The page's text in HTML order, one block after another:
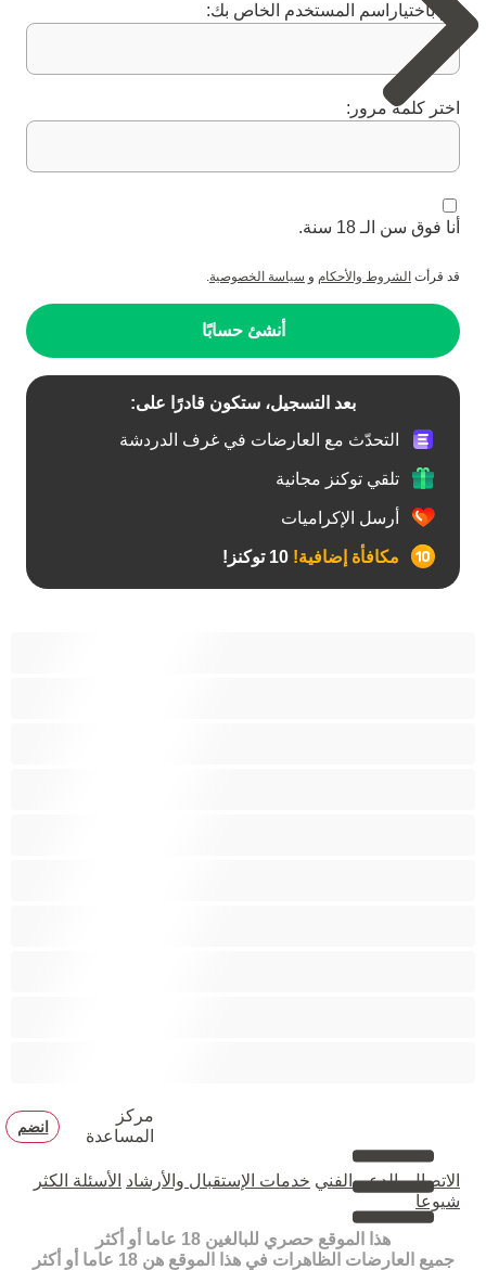
قم باختياراسم المستخدم الخاص بك:
اختر كلمة مرور:
أنا فوق سن الـ 18 سنة.
قد قرأت الشروط والأحكام و سياسة الخصوصية.
أنشئ حسابًا
بعد التسجيل، ستكون قادرًا على:
التحدّث مع العارضات في غرف الدردشة
تلقي توكنز مجانية
أرسل الإكراميات
مكافأة إضافية!
مركز
المساعدة
انضم
الاتصال بالدعم الفني خدمات الإستقبال والأرشاد الأسئلة الكثر
شيوعا
هذا الموقع حصري للبالغين 18 عاما أو أكثر
جميع العارضات الظاهرات في هذا الموقع هن 18 عاما أو أكثر